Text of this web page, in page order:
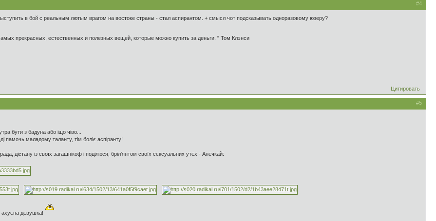
#4
в бой с реальным лютым врагом на востоке страны - стал аспирантом. + смысл чот подсказывать одноразовому юзеру?
прекрасных, естественных и полезных вещей, которые можно купить за деньги. " Том Клэнси
Цитировать
#5
бути з бадуна або іщо чіво...
памочь маладому таланту, тім боліє аспіранту!
дістану із своїх загашнікоф і поділюся, бріл'янтом своїх сєксуальних утєх - Анєчкай:
ахуєна дєвушка!